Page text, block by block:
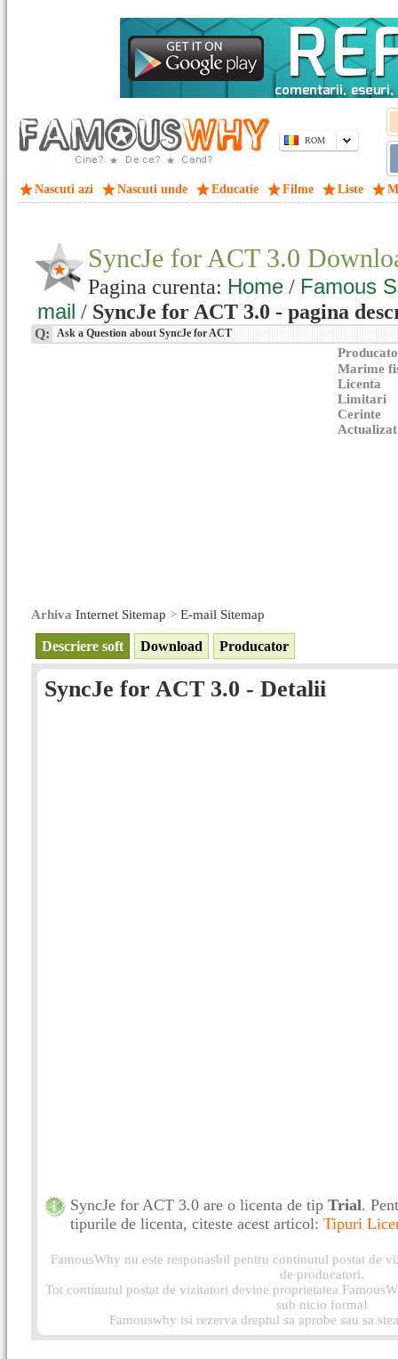
ROM
Nascuti azi Nascuti unde Educatie Filme Liste
SyncJe for ACT 3.0
Pagina curenta: Home / Famous
mail / SyncJe for ACT 3.0 - pagina
Q: Ask a Question about SyncJe for ACT
Marime
Licenta
Limitari
Cerinte
Arhiva Internet Sitemap > E-mail Sitemap
Descriere soft Download Producator
SyncJe for ACT 3.0 - Detalii
SyncJe for ACT 3.0 are o licenta de tip Trial.
tipurile de licenta, citeste acest articol: Tipuri
FamousWhy nu este responasbil pentru continutul postat de
de producatori.
Tot continutul postat de vizitatori devine proprietatea
sub nicio forma!
Famouswhy isi rezerva dreptul sa aprobe sau sa